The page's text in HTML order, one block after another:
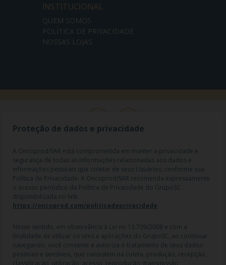
INSTITUCIONAL
QUEM SOMOS
POLÍTICA DE PRIVACIDADE
NOSSAS LOJAS
RAZÃO SOCIAL: ONCO PROD DIST. DE PROD. HOSP. E ONCOL. LTDA |
04.307.650/0019-64 | IE: 119.242.793.110 | Endereço R: Olimpíadas, nº
100 2º andar CJ 21 22 - Vila Olímpia - SP | Cep: 04551-000 |
Farmacêutico responsável: Dra. Gislaine Lopes de Jesus - CRF/SP 47509
| AFE: 7.60997-7 | CMVS: 355030801-477-010609-1-0.
Proteção de dados e privacidade
A Oncoprod/SAR está comprometida em manter a privacidade e
segurança de todas as informações relacionadas aos dados e
informações pessoais que coletar de seus Usuários, conforme sua
Política de Privacidade. A Oncoprod/SAR recomenda expressamente
o acesso periódico da Política de Privacidade do GrupoSC
disponibilizada no link:
https://oncoprod.com/politicadeprivacidade
Nesse sentido, em observância à Lei no 13.709/2008 e com a
finalidade de utilizar os sites e aplicações do GrupoSC, ao continuar
navegando, você consente e autoriza o tratamento de seus dados
pessoais e sensíveis, que consistem na coleta, produção, recepção,
classificação, utilização, acesso, reprodução, transmissão,